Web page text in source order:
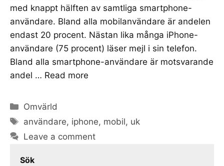
med knappt hälften av samtliga smartphone-
användare. Bland alla mobilanvändare är andelen
endast 20 procent. Nästan lika många iPhone-
användare (75 procent) läser mejl i sin telefon.
Bland alla smartphone-användare är motsvarande
andel … Read more
Categories
Omvärld
Tags
användare, iphone, mobil, uk
Leave a comment
Sök